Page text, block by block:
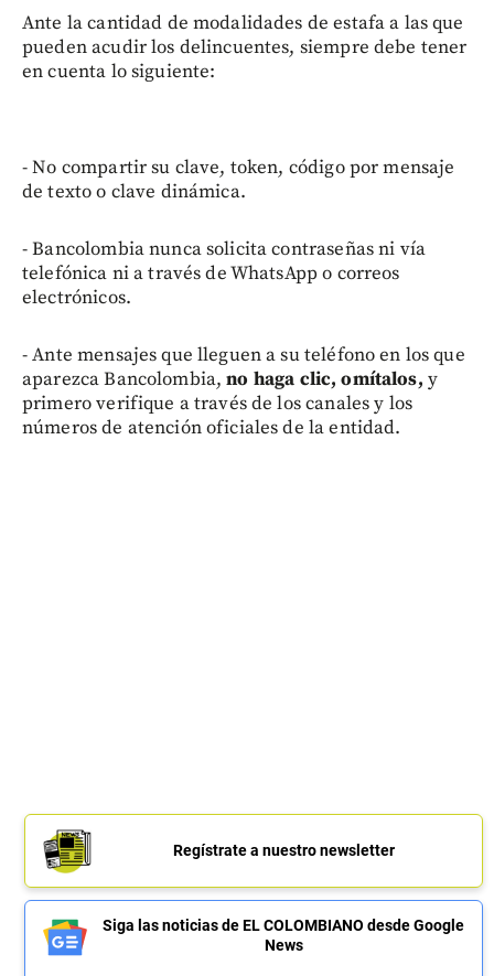
Ante la cantidad de modalidades de estafa a las que
pueden acudir los delincuentes, siempre debe tener
en cuenta lo siguiente:
- No compartir su clave, token, código por mensaje
de texto o clave dinámica.
- Bancolombia nunca solicita contraseñas ni vía
telefónica ni a través de WhatsApp o correos
electrónicos.
- Ante mensajes que lleguen a su teléfono en los que
aparezca Bancolombia, no haga clic, omítalos, y
primero verifique a través de los canales y los
números de atención oficiales de la entidad.
Regístrate a nuestro newsletter
Siga las noticias de EL COLOMBIANO desde Google
News